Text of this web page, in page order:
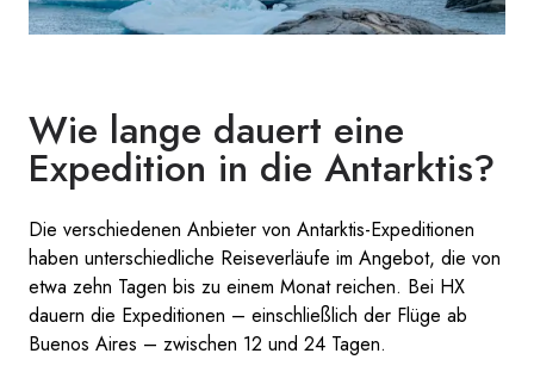
Wie lange dauert eine
Expedition in die Antarktis?
Die verschiedenen Anbieter von Antarktis-Expeditionen
haben unterschiedliche Reiseverläufe im Angebot, die von
etwa zehn Tagen bis zu einem Monat reichen. Bei HX
dauern die Expeditionen – einschließlich der Flüge ab
Buenos Aires – zwischen 12 und 24 Tagen.